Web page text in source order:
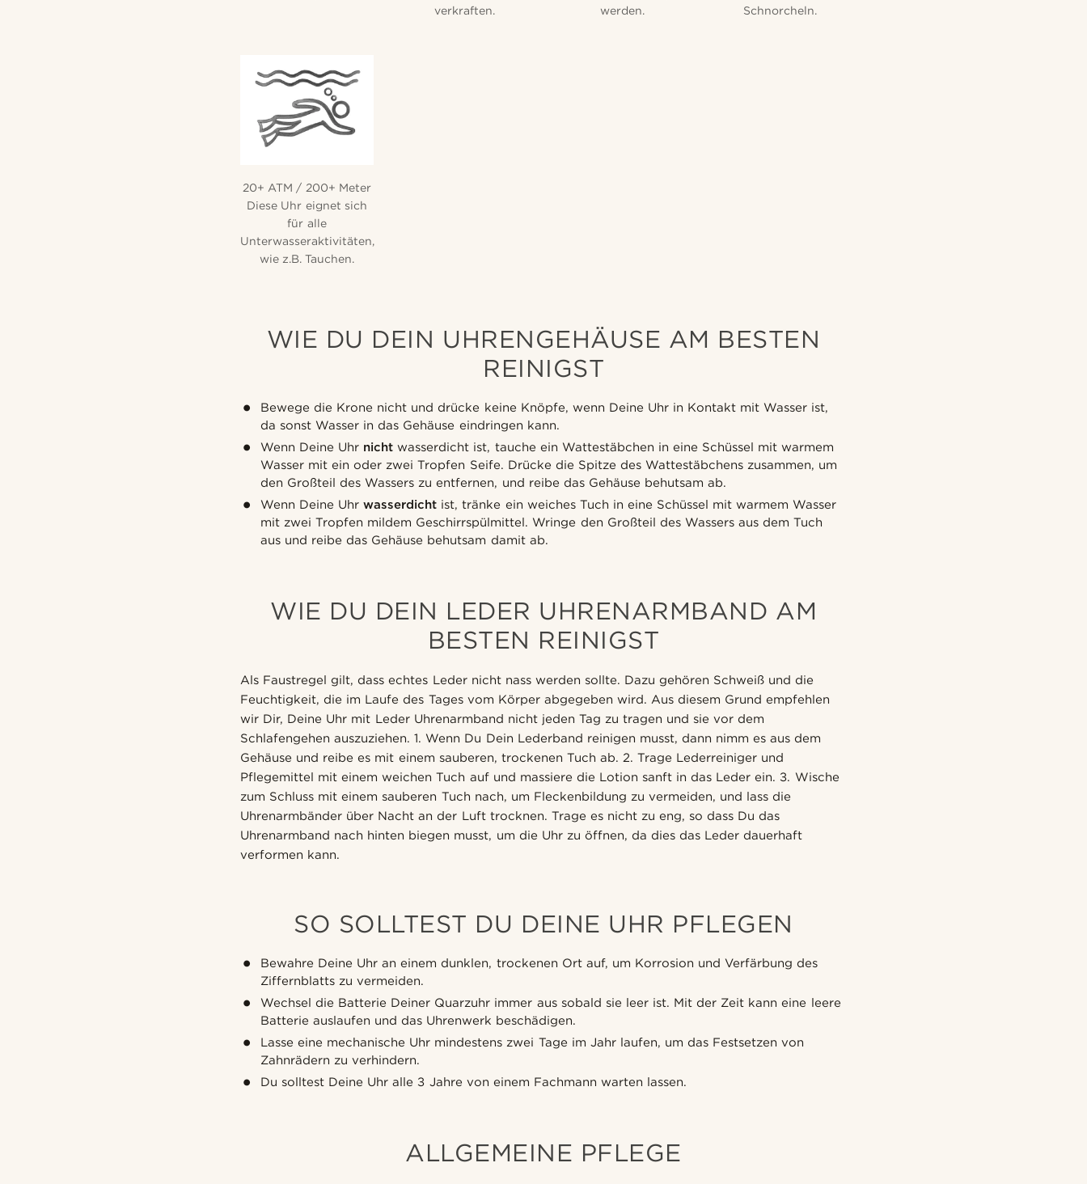
verkraften.
werden.
Schnorcheln.
20+ ATM / 200+ Meter
Diese Uhr eignet sich
für alle
Unterwasseraktivitäten,
wie z.B. Tauchen.
WIE DU DEIN UHRENGEHÄUSE AM BESTEN
REINIGST
Bewege die Krone nicht und drücke keine Knöpfe, wenn Deine Uhr in Kontakt mit Wasser ist,
da sonst Wasser in das Gehäuse eindringen kann.
Wenn Deine Uhr nicht wasserdicht ist, tauche ein Wattestäbchen in eine Schüssel mit warmem
Wasser mit ein oder zwei Tropfen Seife. Drücke die Spitze des Wattestäbchens zusammen, um
den Großteil des Wassers zu entfernen, und reibe das Gehäuse behutsam ab.
Wenn Deine Uhrwasserdicht ist, tränke ein weiches Tuch in eine Schüssel mit warmem Wasser
mit zwei Tropfen mildem Geschirrspülmittel. Wringe den Großteil des Wassers aus dem Tuch
aus und reibe das Gehäuse behutsam damit ab.
WIE DU DEIN LEDER UHRENARMBAND AM
BESTEN REINIGST
Als Faustregel gilt, dass echtes Leder nicht nass werden sollte. Dazu gehören Schweiß und die
Feuchtigkeit, die im Laufe des Tages vom Körper abgegeben wird. Aus diesem Grund empfehlen
wir Dir, Deine Uhr mit Leder Uhrenarmband nicht jeden Tag zu tragen und sie vor dem
Schlafengehen auszuziehen. 1. Wenn Du Dein Lederband reinigen musst, dann nimm es aus dem
Gehäuse und reibe es mit einem sauberen, trockenen Tuch ab. 2. Trage Lederreiniger und
Pflegemittel mit einem weichen Tuch auf und massiere die Lotion sanft in das Leder ein. 3. Wische
zum Schluss mit einem sauberen Tuch nach, um Fleckenbildung zu vermeiden, und lass die
Uhrenarmbänder über Nacht an der Luft trocknen. Trage es nicht zu eng, so dass Du das
Uhrenarmband nach hinten biegen musst, um die Uhr zu öffnen, da dies das Leder dauerhaft
verformen kann.
SO SOLLTEST DU DEINE UHR PFLEGEN
Bewahre Deine Uhr an einem dunklen, trockenen Ort auf, um Korrosion und Verfärbung des
Ziffernblatts zu vermeiden.
Wechsel die Batterie Deiner Quarzuhr immer aus sobald sie leer ist. Mit der Zeit kann eine leere
Batterie auslaufen und das Uhrenwerk beschädigen.
Lasse eine mechanische Uhr mindestens zwei Tage im Jahr laufen, um das Festsetzen von
Zahnrädern zu verhindern.
Du solltest Deine Uhr alle 3 Jahre von einem Fachmann warten lassen.
ALLGEMEINE PFLEGE